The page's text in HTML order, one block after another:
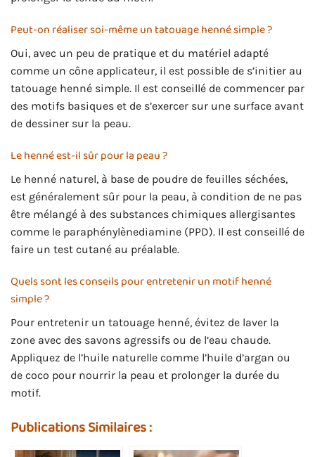
Peut-on réaliser soi-même un tatouage henné simple ?
Oui, avec un peu de pratique et du matériel adapté
comme un cône applicateur, il est possible de s’initier au
tatouage henné simple. Il est conseillé de commencer par
des motifs basiques et de s’exercer sur une surface avant
de dessiner sur la peau.
Le henné est-il sûr pour la peau ?
Le henné naturel, à base de poudre de feuilles séchées,
est généralement sûr pour la peau, à condition de ne pas
être mélangé à des substances chimiques allergisantes
comme le paraphénylènediamine (PPD). Il est conseillé de
faire un test cutané au préalable.
Quels sont les conseils pour entretenir un motif henné
simple ?
Pour entretenir un tatouage henné, évitez de laver la
zone avec des savons agressifs ou de l’eau chaude.
Appliquez de l’huile naturelle comme l’huile d’argan ou
de coco pour nourrir la peau et prolonger la durée du
motif.
Publications Similaires :